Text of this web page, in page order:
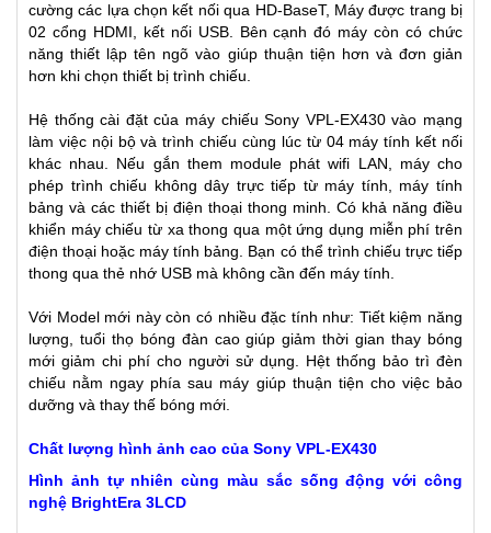
cường các lựa chọn kết nối qua HD-BaseT, Máy được trang bị
02 cổng HDMI, kết nối USB. Bên cạnh đó máy còn có chức
năng thiết lập tên ngõ vào giúp thuận tiện hơn và đơn giản
hơn khi chọn thiết bị trình chiếu.
Hệ thống cài đặt của máy chiếu Sony VPL-EX430 vào mạng
làm việc nội bộ và trình chiếu cùng lúc từ 04 máy tính kết nối
khác nhau. Nếu gắn them module phát wifi LAN, máy cho
phép trình chiếu không dây trực tiếp từ máy tính, máy tính
bảng và các thiết bị điện thoại thong minh. Có khả năng điều
khiển máy chiếu từ xa thong qua một ứng dụng miễn phí trên
điện thoại hoặc máy tính bảng. Bạn có thể trình chiếu trực tiếp
thong qua thẻ nhớ USB mà không cần đến máy tính.
Với Model mới này còn có nhiều đặc tính như: Tiết kiệm năng
lượng, tuổi thọ bóng đàn cao giúp giảm thời gian thay bóng
mới giảm chi phí cho người sử dụng. Hệt thống bảo trì đèn
chiếu nằm ngay phía sau máy giúp thuận tiện cho việc bảo
dưỡng và thay thế bóng mới.
Chất lượng hình ảnh cao của Sony VPL-EX430
Hình ảnh tự nhiên cùng màu sắc sống động với công
nghệ BrightEra 3LCD